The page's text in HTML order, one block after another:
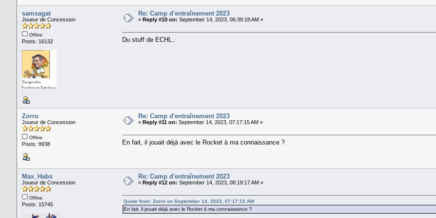
samsagat
Joueur de Concession
Offline
Posts: 16132
Re: Camp d'entraînement 2023
« Reply #10 on: September 14, 2023, 06:39:18 AM »
Du stuff de ECHL..
Zorro
Joueur de Concession
Offline
Posts: 9938
Re: Camp d'entraînement 2023
« Reply #11 on: September 14, 2023, 07:17:15 AM »
En fait, il jouait déjà avec le Rocket à ma connaissance ?
Max_Habs
Joueur de Concession
Offline
Posts: 15745
Re: Camp d'entraînement 2023
« Reply #12 on: September 14, 2023, 08:19:17 AM »
Quote from: Zorro on September 14, 2023, 07:17:15 AM
En fait, il jouait déjà avec le Rocket à ma connaissance ?